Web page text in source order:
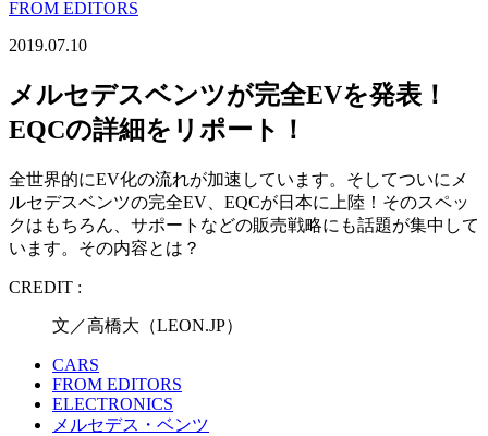
FROM EDITORS
2019.07.10
メルセデスベンツが完全EVを発表！
EQCの詳細をリポート！
全世界的にEV化の流れが加速しています。そしてついにメ
ルセデスベンツの完全EV、EQCが日本に上陸！そのスペッ
クはもちろん、サポートなどの販売戦略にも話題が集中して
います。その内容とは？
CREDIT :
文／高橋大（LEON.JP）
CARS
FROM EDITORS
ELECTRONICS
メルセデス・ベンツ